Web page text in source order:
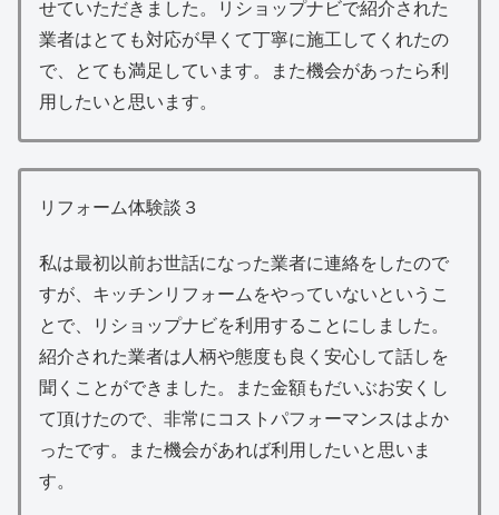
せていただきました。リショップナビで紹介された
業者はとても対応が早くて丁寧に施工してくれたの
で、とても満足しています。また機会があったら利
用したいと思います。
リフォーム体験談３
私は最初以前お世話になった業者に連絡をしたので
すが、キッチンリフォームをやっていないというこ
とで、リショップナビを利用することにしました。
紹介された業者は人柄や態度も良く安心して話しを
聞くことができました。また金額もだいぶお安くし
て頂けたので、非常にコストパフォーマンスはよか
ったです。また機会があれば利用したいと思いま
す。